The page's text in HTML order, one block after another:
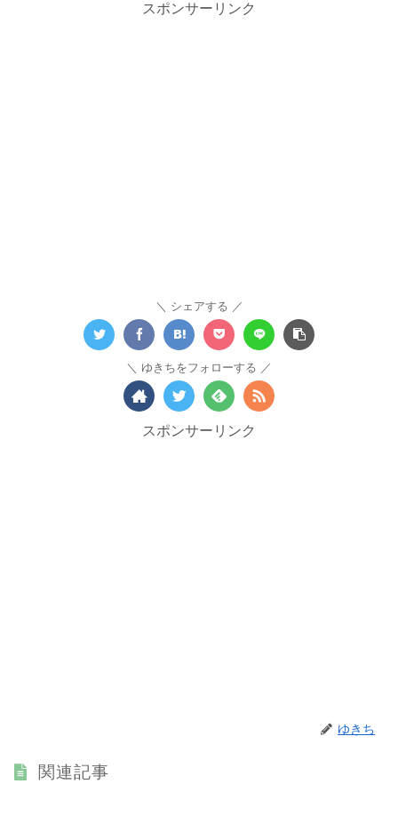
スポンサーリンク
シェアする
ゆきちをフォローする
スポンサーリンク
ゆきち
関連記事